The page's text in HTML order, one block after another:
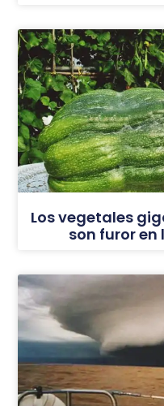
Los vegetales
son furor en